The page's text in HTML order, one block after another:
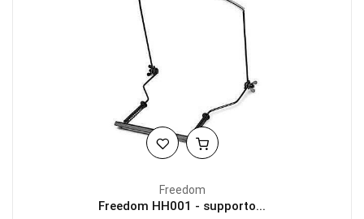
Freedom
Freedom HH001 - supporto...